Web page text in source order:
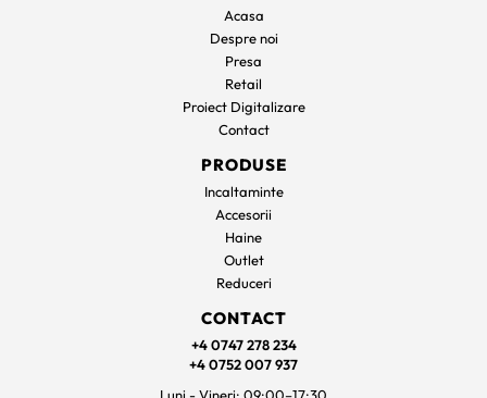
Acasa
Despre noi
Presa
Retail
Proiect Digitalizare
Contact
PRODUSE
Incaltaminte
Accesorii
Haine
Outlet
Reduceri
CONTACT
+4 0747 278 234
+4 0752 007 937